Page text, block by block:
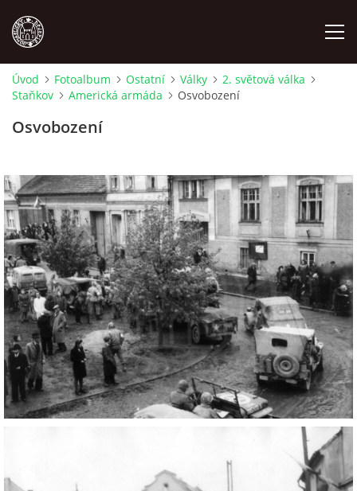
MÍSTOPIS
OSOBNOSTI
OSTATNÍ
ODKAZY
O NÁS
DŮL NA SLÍDU (NA KOLE)
Kontakt:
Úvod Fotoalbum Ostatní Války
2. světová válka
Staňkov
Americká armáda Osvobození
Osvobození